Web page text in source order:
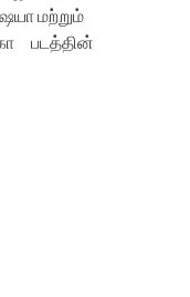
மற்றும்
படத்தின்